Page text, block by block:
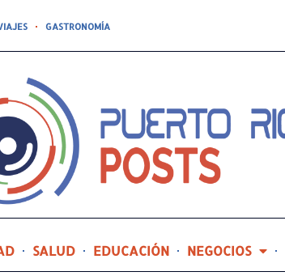
GASTRONOMÍA
SALUD EDUCACIÓN NEGOCIOS